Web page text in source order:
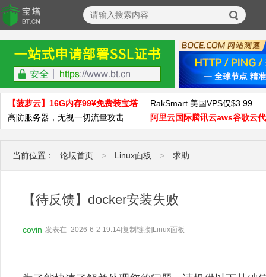
【菠萝云】16G内存99¥免费装宝塔
RakSmart 美国VPS仅$3.99
高防服务器，无视一切流量攻击
阿里云国际腾讯云aws谷歌云
当前位置： 论坛首页 > Linux面板 > 求助
【待反馈】docker安装失败
covin 发表在 Linux面板
2026-6-2 19:14[复制链接]